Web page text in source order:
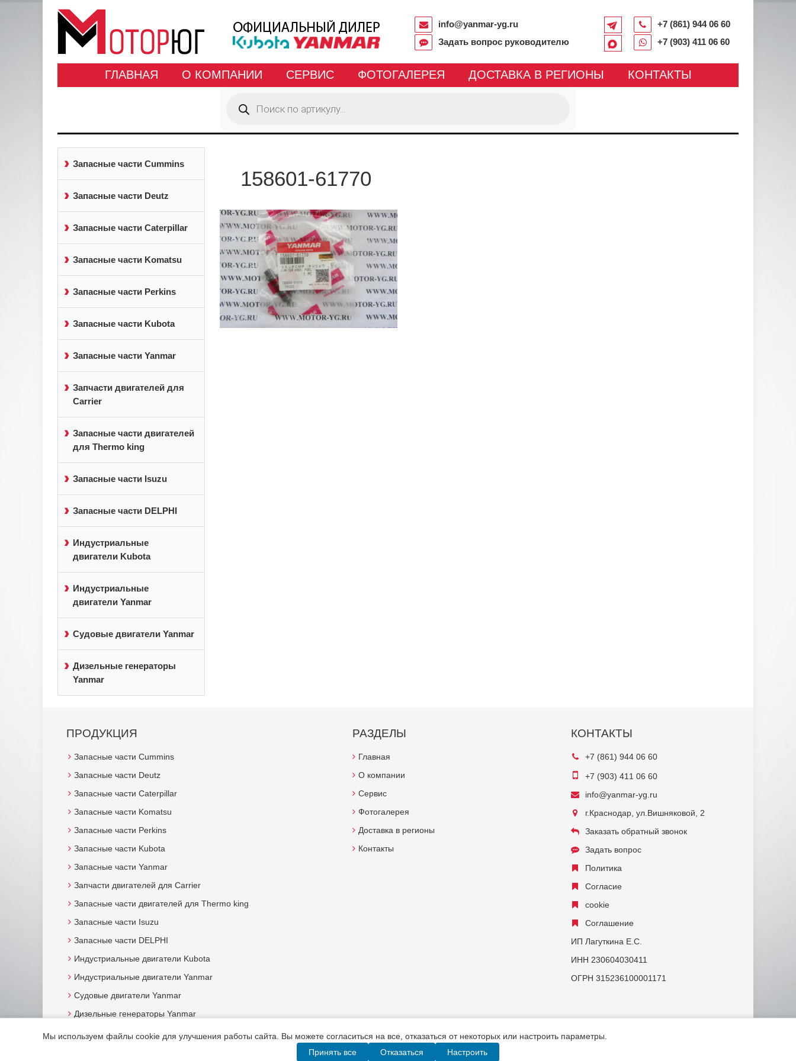
+7 (861) 944 06 60
+7 (903) 411 06 60
info@yanmar-yg.ru
Задать вопрос руководителю
ГЛАВНАЯ О КОМПАНИИ СЕРВИС ФОТОГАЛЕРЕЯ ДОСТАВКА В РЕГИОНЫ КОНТАКТЫ
товаров
Запасные части Cummins
Запасные части Deutz
Запасные части Caterpillar
Запасные части Komatsu
Запасные части Perkins
Запасные части Kubota
Запасные части Yanmar
Запчасти двигателей для
Carrier
Запасные части двигателей
для Thermo king
Запасные части Isuzu
Запасные части DELPHI
Индустриальные
двигатели Kubota
Индустриальные
двигатели Yanmar
Судовые двигатели Yanmar
Дизельные генераторы
Yanmar
158601-61770
ПРОДУКЦИЯ
Запасные части Cummins
Запасные части Deutz
Запасные части Caterpillar
Запасные части Komatsu
Запасные части Perkins
Запасные части Kubota
Запасные части Yanmar
Запчасти двигателей для Carrier
Запасные части двигателей для Thermo king
Запасные части Isuzu
Запасные части DELPHI
Индустриальные двигатели Kubota
Индустриальные двигатели Yanmar
Судовые двигатели Yanmar
Дизельные генераторы Yanmar
РАЗДЕЛЫ
Главная
О компании
Сервис
Фотогалерея
Доставка в регионы
Контакты
КОНТАКТЫ
+7 (861) 944 06 60
+7 (903) 411 06 60
info@yanmar-yg.ru
г.Краснодар, ул.Вишняковой, 2
Заказать обратный звонок
Задать вопрос
Политика
Согласие
cookie
Соглашение
ИП Лагуткина Е.С.
ИНН 230604030411
ОГРН 315236100001171
Мы используем файлы cookie для улучшения работы сайта. Вы можете согласиться на все, отказаться от некоторых или настроить параметры.
Принять все
Отказаться Настроить